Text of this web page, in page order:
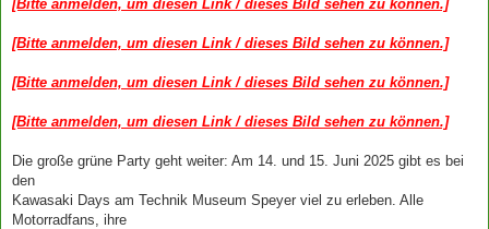
t
a
g
[Bitte anmelden, um diesen Link / dieses Bild sehen zu können.]
[Bitte anmelden, um diesen Link / dieses Bild sehen zu können.]
[Bitte anmelden, um diesen Link / dieses Bild sehen zu können.]
[Bitte anmelden, um diesen Link / dieses Bild sehen zu können.]
Die große grüne Party geht weiter: Am 14. und 15. Juni 2025 gibt es bei
den
Kawasaki Days am Technik Museum Speyer viel zu erleben. Alle
Motorradfans, ihre